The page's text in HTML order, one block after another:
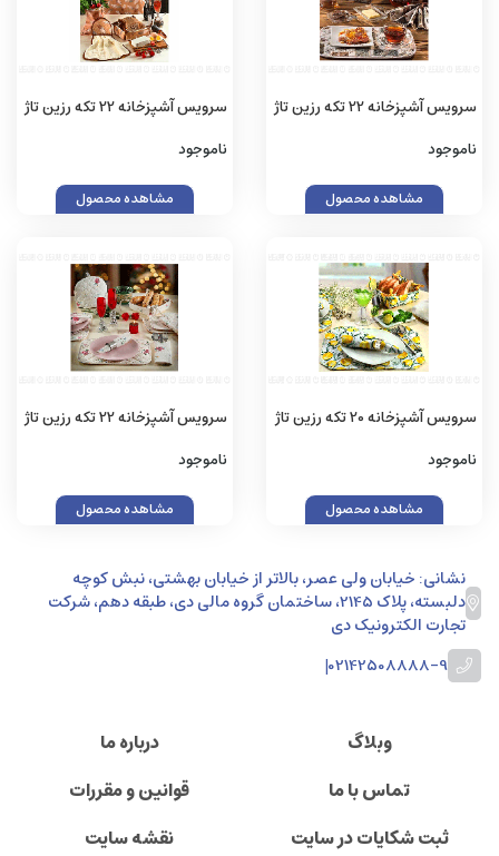
سرویس آشپزخانه 22 تکه رزین تاژ
ناموجود
مشاهده محصول
سرویس آشپزخانه 22 تکه رزین تاژ
ناموجود
مشاهده محصول
سرویس آشپزخانه 20 تکه رزین تاژ
ناموجود
مشاهده محصول
سرویس آشپزخانه 22 تکه رزین تاژ
ناموجود
مشاهده محصول
نشانی: خیابان ولی عصر، بالاتر از خیابان بهشتی، نبش کوچه
دلبسته، پلاک 2145، ساختمان گروه مالی دی، طبقه دهم، شرکت
تجارت الکترونیک دی
02142508888-9
|
وبلاگ
درباره ما
تماس با ما
قوانین و مقررات
ثبت شکایات در سایت
نقشه سایت